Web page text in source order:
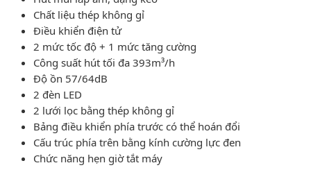
Chất liệu thép không gỉ
Điều khiển điện tử
2 mức tốc độ + 1 mức tăng cường
Công suất hút tối đa 393m³/h
Độ ồn 57/64dB
2 đèn LED
2 lưới lọc bằng thép không gỉ
Bảng điều khiển phía trước có thể hoán đổi
Cấu trúc phía trên bằng kính cường lực đen
Chức năng hẹn giờ tắt máy